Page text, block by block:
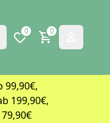
0 0
99,90€,
199,90€,